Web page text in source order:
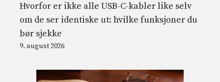
Hvorfor er ikke alle USB-C-kabler like selv
om de ser identiske ut: hvilke funksjoner du
bør sjekke
9. august 2026